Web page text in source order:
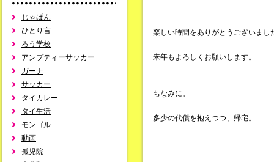
じゃぱん
ひとり言
ろう学校
アンプティーサッカー
ガーナ
サッカー
タイカレー
タイ生活
モンゴル
動画
孤児院
楽しい時間をありがとうございまし
来年もよろしくお願いします。
ちなみに。
多少の代償を抱えつつ、帰宅。